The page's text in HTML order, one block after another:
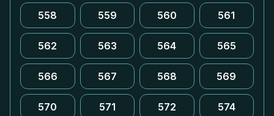
558 559 560 561
562 563 564 565
566 567 568 569
570 571 572 574